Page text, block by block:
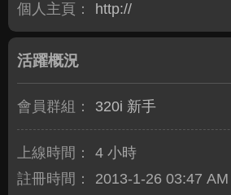
個人主頁： http://
活躍概況
會員群組： 320i 新手
上線時間：
4 小時
註冊時間：
2013-1-26 03:47 AM